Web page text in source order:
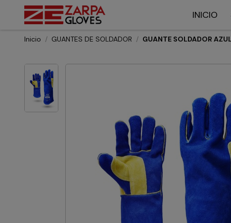
INICIO
Inicio GUANTES DE SOLDADOR GUANTE SOLDADOR